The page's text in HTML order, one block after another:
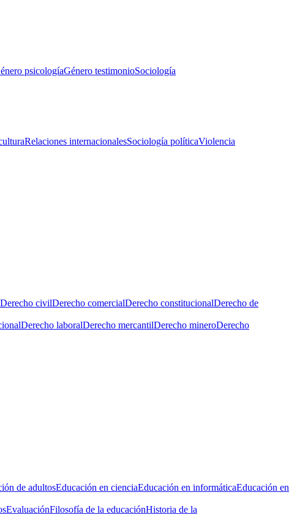
psicologíaGénero testimonioSociología
Relaciones internacionalesSociología políticaViolencia
Derecho civilDerecho comercialDerecho constitucionalDerecho de
Derecho laboralDerecho mercantilDerecho mineroDerecho
de adultosEducación en cienciaEducación en informáticaEducación en
EvaluaciónFilosofía de la educaciónHistoria de la